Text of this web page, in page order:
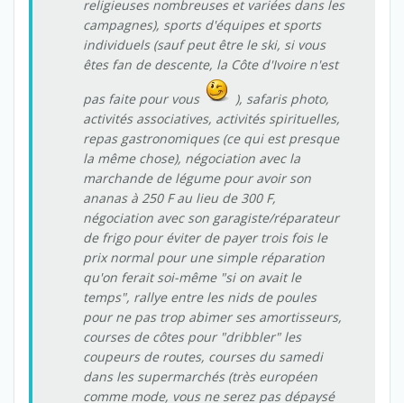
religieuses nombreuses et variées dans les
campagnes), sports d'équipes et sports
individuels (sauf peut être le ski, si vous
êtes fan de descente, la Côte d'Ivoire n'est
pas faite pour vous
), safaris photo,
activités associatives, activités spirituelles,
repas gastronomiques (ce qui est presque
la même chose), négociation avec la
marchande de légume pour avoir son
ananas à 250 F au lieu de 300 F,
négociation avec son garagiste/réparateur
de frigo pour éviter de payer trois fois le
prix normal pour une simple réparation
qu'on ferait soi-même "si on avait le
temps", rallye entre les nids de poules
pour ne pas trop abimer ses amortisseurs,
courses de côtes pour "dribbler" les
coupeurs de routes, courses du samedi
dans les supermarchés (très européen
comme mode, vous ne serez pas dépaysé